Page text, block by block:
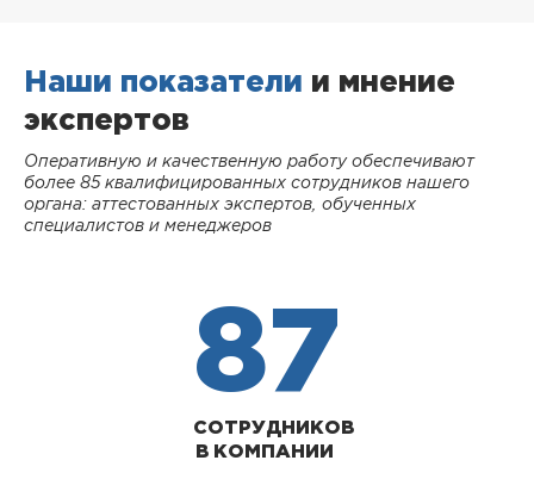
Наши показатели и мнение
экспертов
Оперативную и качественную работу обеспечивают
более 85 квалифицированных сотрудников нашего
органа: аттестованных экспертов, обученных
специалистов и менеджеров
87
СОТРУДНИКОВ
В КОМПАНИИ